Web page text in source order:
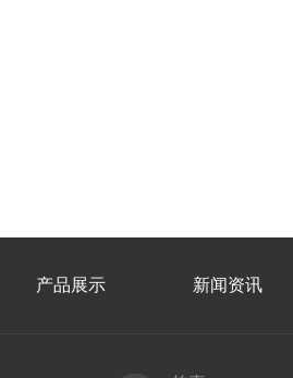
产品展示 新闻资讯